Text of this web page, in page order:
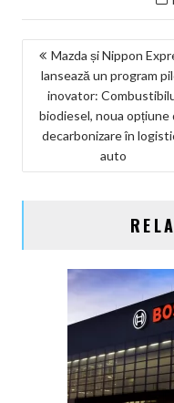
NAVIGARE
ÎN
ARTICOLE
Mazda și Nippon
lansează un program
inovator:
biodiesel, noua opțiune
decarbonizare în
auto